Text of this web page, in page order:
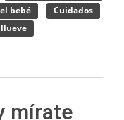
bebé
Cuidados
mírate